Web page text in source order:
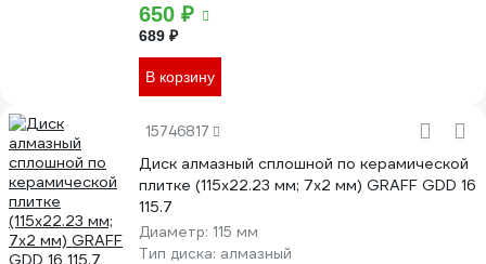
650 ₽
689 ₽
В корзину
15746817
Диск алмазный сплошной по керамической
плитке (115х22.23 мм; 7х2 мм) GRAFF GDD 16
115.7
Диаметр: 115 мм
Тип диска: алмазный